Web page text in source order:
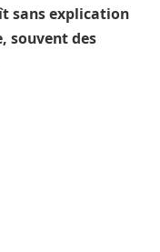
sans explication
souvent des